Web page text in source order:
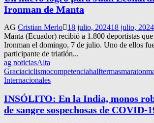
Ironman de Manta
AG Cristian Merlo 18 julio, 202418 julio, 2024
Manta (Ecuador) recibió a 1.800 deportistas
Ironman el domingo, 7 de julio. Uno de ellos
participante de triatlón...
ag noticiasAlta
Graciaciclismocompetenciahalftermasmaraton
Internacionales
INSÓLITO: En la India, monos
de sangre sospechosas de COVID-